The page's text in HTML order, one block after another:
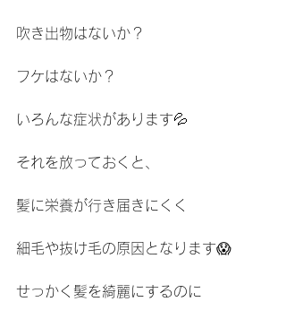
吹き出物はないか？
フケはないか？
いろんな症状があります💦
それを放っておくと、
髪に栄養が行き届きにくく
細毛や抜け毛の原因となります😱
せっかく髪を綺麗にするのに